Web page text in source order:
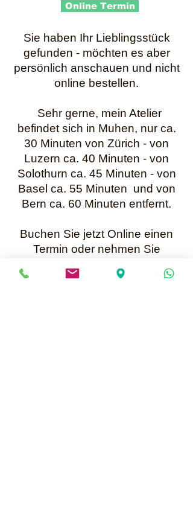
Online Termin
Sie haben Ihr Lieblingsstück
gefunden - möchten es aber
persönlich anschauen und nicht
online bestellen.
Sehr gerne, mein Atelier
befindet sich in Muhen, nur ca.
30 Minuten von Zürich - von
Luzern ca. 40 Minuten - von
Solothurn ca. 45 Minuten - von
Basel ca. 55 Minuten und von
Bern ca. 60 Minuten entfernt.
Buchen Sie jetzt Online einen
Termin oder nehmen Sie
Kontakt mit mir auf.